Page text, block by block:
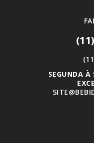
SEGUNDA À